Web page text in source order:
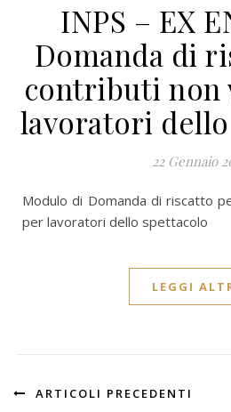
INPS – EX
Domanda di
contributi non
lavoratori
22 Gennaio
Modulo di Domanda di riscatto per contributi non versati
per lavoratori dello spettacolo
LEGGI
ARTICOLI PRECEDENTI